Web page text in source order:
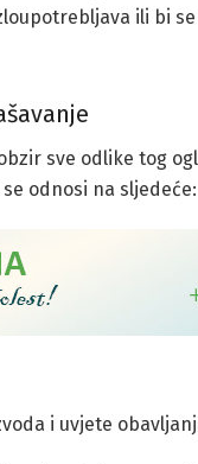
ili bi
sve odlike tog
odnosi na sljedeće:
i uvjete